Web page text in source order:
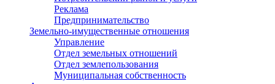
Реклама
Предпринимательство
Земельно-имущественные отношения
Управление
Отдел земельных отношений
Отдел землепользования
Муниципальная собственность